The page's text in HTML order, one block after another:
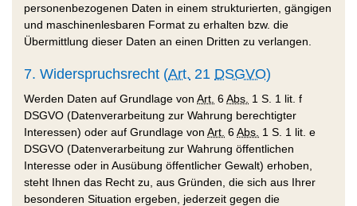
personenbezogenen Daten in einem strukturierten, gängigen
und maschinenlesbaren Format zu erhalten bzw. die
Übermittlung dieser Daten an einen Dritten zu verlangen.
7. Widerspruchsrecht (Art. 21 DSGVO)
Werden Daten auf Grundlage von Art. 6Abs. 1 S. 1 lit. f
DSGVO (Datenverarbeitung zur Wahrung berechtigter
Interessen) oder auf Grundlage von Art. 6Abs. 1 S. 1 lit. e
DSGVO (Datenverarbeitung zur Wahrung öffentlichen
Interesse oder in Ausübung öffentlicher Gewalt) erhoben,
steht Ihnen das Recht zu, aus Gründen, die sich aus Ihrer
besonderen Situation ergeben, jederzeit gegen die